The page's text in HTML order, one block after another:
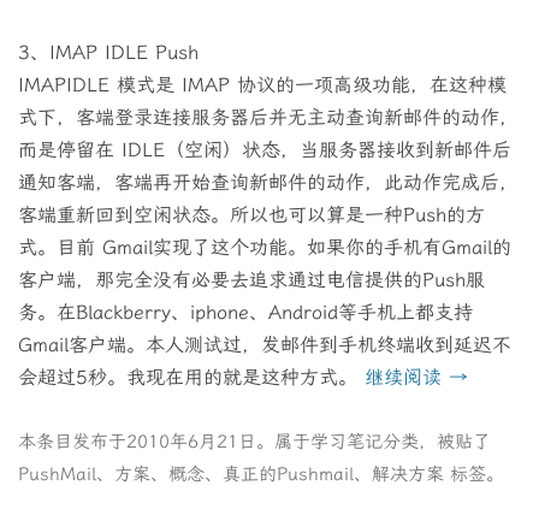
3、IMAP IDLE Push
IMAPIDLE 模式是 IMAP 协议的一项高级功能，在这种模
式下，客端登录连接服务器后并无主动查询新邮件的动作，
而是停留在 IDLE（空闲）状态，当服务器接收到新邮件后
通知客端，客端再开始查询新邮件的动作，此动作完成后，
客端重新回到空闲状态。所以也可以算是一种Push的方
式。目前 Gmail实现了这个功能。如果你的手机有Gmail的
客户端，那完全没有必要去追求通过电信提供的Push服
务。在Blackberry、iphone、Android等手机上都支持
Gmail客户端。本人测试过，发邮件到手机终端收到延迟不
会超过5秒。我现在用的就是这种方式。 继续阅读 →
本条目发布于2010年6月21日 。属于学习笔记分类，被贴了
PushMail、 方案、 概念、 真正的Pushmail、 解决方案 标签。